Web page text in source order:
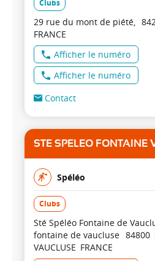
Clubs
29 rue du mont de piété
FRANCE
Afficher le numéro
Afficher le numéro
Contact
STE SPELEO FONTAINE
Spéléo
Clubs
Sté Spéléo Fontaine de
fontaine de vaucluse 84800
VAUCLUSE FRANCE